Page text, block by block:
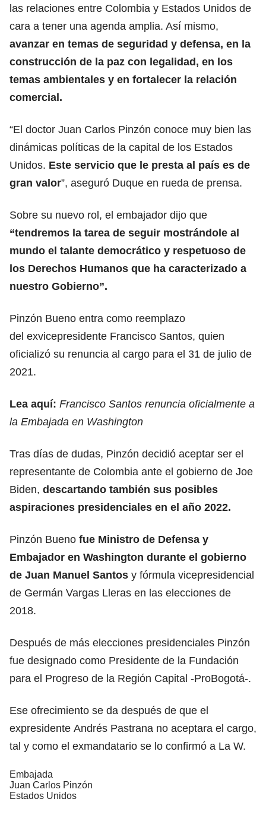
las relaciones entre Colombia y Estados Unidos de
cara a tener una agenda amplia. Así mismo,
avanzar en temas de seguridad y defensa, en la
construcción de la paz con legalidad, en los
temas ambientales y en fortalecer la relación
comercial.
“El doctor Juan Carlos Pinzón conoce muy bien las
dinámicas políticas de la capital de los Estados
Unidos. Este servicio que le presta al país es de
gran valor”, aseguró Duque en rueda de prensa.
Sobre su nuevo rol, el embajador dijo que
“tendremos la tarea de seguir mostrándole al
mundo el talante democrático y respetuoso de
los Derechos Humanos que ha caracterizado a
nuestro Gobierno”.
Pinzón Bueno entra como reemplazo
del exvicepresidente Francisco Santos, quien
oficializó su renuncia al cargo para el 31 de julio de
2021.
Lea aquí: Francisco Santos renuncia oficialmente a
la Embajada en Washington
Tras días de dudas, Pinzón decidió aceptar ser el
representante de Colombia ante el gobierno de Joe
Biden, descartando también sus posibles
aspiraciones presidenciales en el año 2022.
Pinzón Bueno fue Ministro de Defensa y
Embajador en Washington durante el gobierno
de Juan Manuel Santos y fórmula vicepresidencial
de Germán Vargas Lleras en las elecciones de
2018.
Después de más elecciones presidenciales Pinzón
fue designado como Presidente de la Fundación
para el Progreso de la Región Capital -ProBogotá-.
Ese ofrecimiento se da después de que el
expresidente Andrés Pastrana no aceptara el cargo,
tal y como el exmandatario se lo confirmó a La W.
Embajada
Juan Carlos Pinzón
Estados Unidos